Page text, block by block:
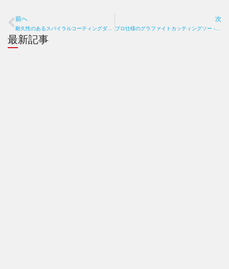
Prev
前へ 次
プロ仕様のグラファイトカッティングソー - 信頼性、安定性、自動化
最新記事